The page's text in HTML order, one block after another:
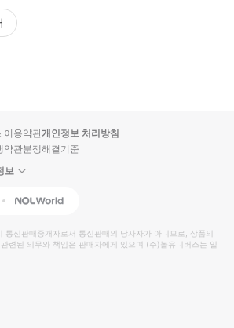
이용약관개인정보 처리방침
약관분쟁해결기준
보
Interpark Global
통신판매중개자로서 통신판매의 당사자가 아니므로, 상품의
련된 의무와 책임은 판매자에게 있으며 (주)놀유니버스는 일